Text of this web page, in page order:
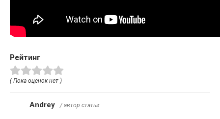
Рейтинг
( Пока оценок нет )
Andrey / автор статьи